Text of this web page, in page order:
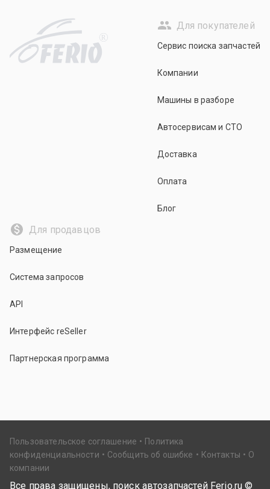
R
Для покупателей
Сервис поиска запчастей
Компании
Машины в разборе
Автосервисам и СТО
Доставка
Оплата
Блог
Для продавцов
Размещение
Система запросов
API
Интерфейс reSeller
Партнерская программа
Пользовательское соглашение
Политика
конфиденциальности
Сообщить об ошибке Контакты
О
компании
Все права защищены, поиск автозапчастей Ferio.ru ©